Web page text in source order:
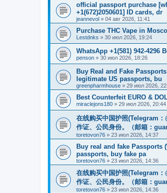
official passport purchase
+1(672)2050601] ID cards, dr
jeannevol » 04 авг 2026, 11:41
Purchase THC Vape in
Lestdnks » 30 июл 2026, 19:24
WhatsApp +1(581) 942-4296
penson » 30 июл 2026, 18:26
Buy Real and Fake
legitimate US passports, bu
greenpharmhouse » 29 июл 2026,
Best Counterfeit EURO &
miraclejons180 » 29 июл 2026, 20:44
在线购买中国护照(Telegram
作证、公民身份。（邮箱：
toretovon76 » 23 июл 2026, 14:37
Buy real and fake Passports
passports, buy fake pa
toretovon76 » 23 июл 2026, 14:36
在线购买中国护照(Telegram
作证、公民身份。（邮箱：
toretovon76 » 23 июл 2026, 14:36